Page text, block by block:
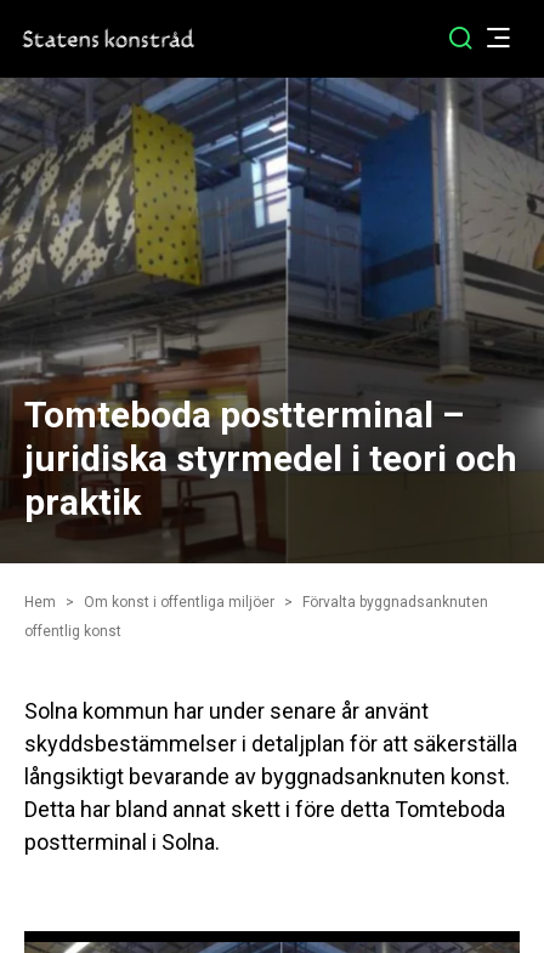
Tomteboda postterminal –
juridiska styrmedel i teori och
praktik
Hem Om konst i offentliga miljöer
Förvalta byggnadsanknuten
offentlig konst
Solna kommun har under senare år använt
skyddsbestämmelser i detaljplan för att säkerställa
långsiktigt bevarande av byggnadsanknuten konst.
Detta har bland annat skett i före detta Tomteboda
postterminal i Solna.